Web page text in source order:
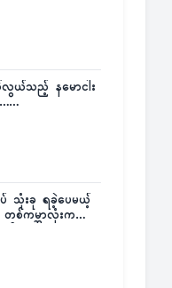
လွယ်သည့် နမောငါး
ပ် သုံးခု ရခဲ့ပေမယ့်
စ်ကမ္ဘာလုံးက